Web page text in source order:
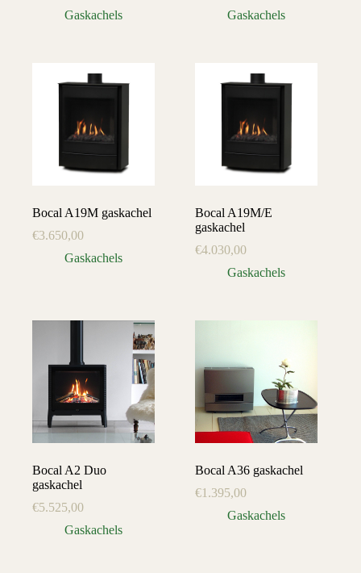
Gaskachels
Gaskachels
Bocal A19M gaskachel
€3.650,00
Gaskachels
Bocal A19M/E
gaskachel
€4.030,00
Gaskachels
Bocal A2 Duo
gaskachel
€5.525,00
Gaskachels
Bocal A36 gaskachel
€1.395,00
Gaskachels